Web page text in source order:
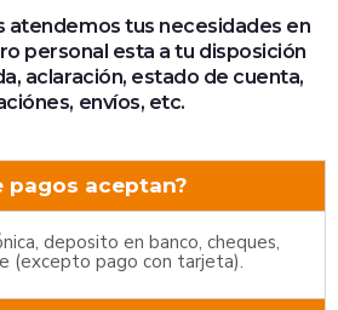
atendemos tus necesidades en
personal esta a tu disposición
aclaración, estado de cuenta,
envíos, etc.
pagos aceptan?
deposito en banco, cheques,
(excepto pago con tarjeta).